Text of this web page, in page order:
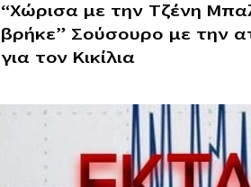
“Χώρισα με την Τζένη
βρήκε” Σούσουρο με την
για τον Κικίλια